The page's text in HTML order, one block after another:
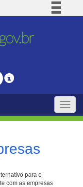
Comunica BR
Legislação
Toggle
para o
com as empresas